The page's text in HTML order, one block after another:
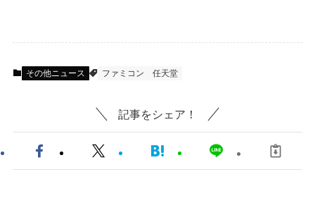
その他ニュース ファミコン 任天堂
記事をシェア！